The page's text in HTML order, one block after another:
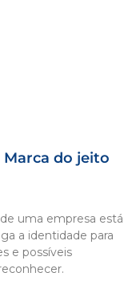
do jeito
uma empresa está
a identidade para
e possíveis